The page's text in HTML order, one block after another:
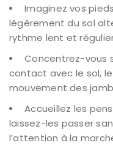
Imaginez vos
légèrement du sol
rythme lent et
Concentrez-vous
contact avec le sol,
mouvement des
Accueillez les
laissez-les passer
l’attention à la